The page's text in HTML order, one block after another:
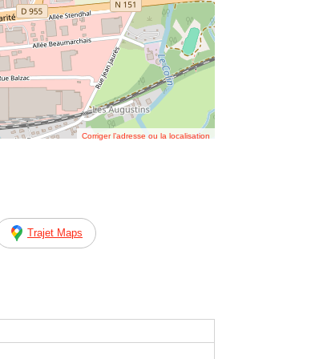
Corriger l’adresse ou la localisation
Trajet Maps